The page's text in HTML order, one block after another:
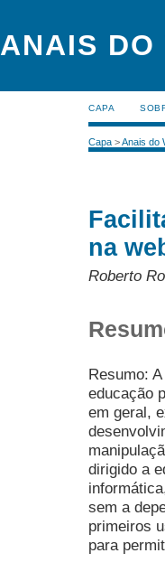
ANAIS DO
CAPA
Capa >Anais do
na
Roberto
Resumo:
educação
em geral,
dirigido a
sem a
primeiros
para